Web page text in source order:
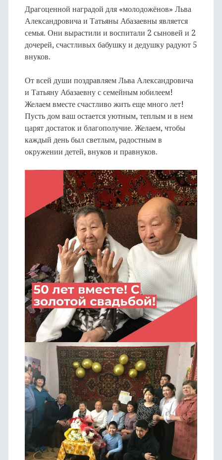
Драгоценной наградой для «молодожёнов» Льва
Александровича и Татьяны Абазаевны является
семья. Они вырастили и воспитали 2 сыновей и 2
дочерей, счастливых бабушку и дедушку радуют 5
внуков.
От всей души поздравляем Льва Александровича
и Татьяну Абазаевну с семейным юбилеем!
Желаем вместе счастливо жить еще много лет!
Пусть дом ваш остается уютным, теплым и в нем
царят достаток и благополучие. Желаем, чтобы
каждый день был светлым, радостным в
окружении детей, внуков и правнуков.